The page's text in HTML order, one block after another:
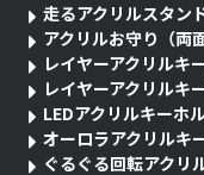
走るアクリルスタン
アクリルお守り（両
レイヤーアクリルキ
レイヤーアクリルキ
LEDアクリルキーホ
オーロラアクリルキ
ぐるぐる回転アクリ